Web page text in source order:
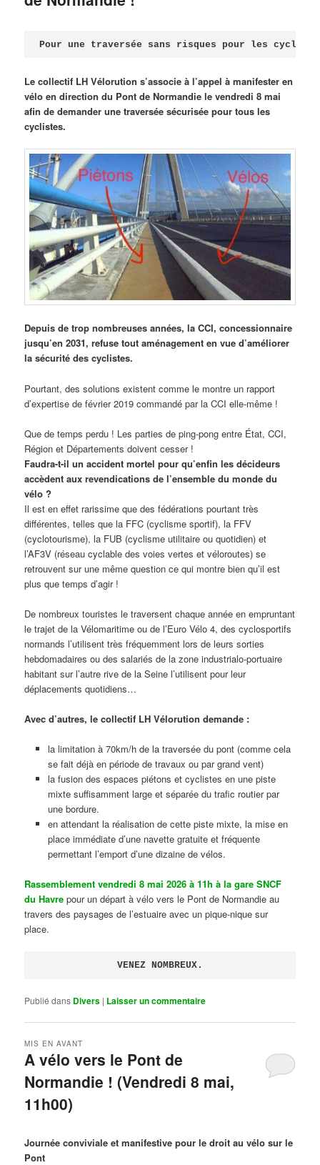
Pour une traversée sans risques pour les
Le collectif LH Vélorution s’associe à l’appel à manifester en
vélo en direction du Pont de Normandie le vendredi 8 mai
afin de demander une traversée sécurisée pour tous les
cyclistes.
Depuis de trop nombreuses années, la CCI, concessionnaire
jusqu’en 2031, refuse tout aménagement en vue d’améliorer
la sécurité des cyclistes.
Pourtant, des solutions existent comme le montre un rapport
d’expertise de février 2019 commandé par la CCI elle-même !
Que de temps perdu ! Les parties de ping-pong entre État, CCI,
Région et Départements doivent cesser !
Faudra-t-il un accident mortel pour qu’enfin les décideurs
accèdent aux revendications de l’ensemble du monde du
vélo ?
Il est en effet rarissime que des fédérations pourtant très
différentes, telles que la FFC (cyclisme sportif), la FFV
(cyclotourisme), la FUB (cyclisme utilitaire ou quotidien) et
l’AF3V (réseau cyclable des voies vertes et véloroutes) se
retrouvent sur une même question ce qui montre bien qu’il est
plus que temps d’agir !
De nombreux touristes le traversent chaque année en empruntant
le trajet de la Vélomaritime ou de l’Euro Vélo 4, des cyclosportifs
normands l’utilisent très fréquemment lors de leurs sorties
hebdomadaires ou des salariés de la zone industrialo-portuaire
habitant sur l’autre rive de la Seine l’utilisent pour leur
déplacements quotidiens…
Avec d’autres, le collectif LH Vélorution demande :
la limitation à 70km/h de la traversée du pont (comme cela
se fait déjà en période de travaux ou par grand vent)
la fusion des espaces piétons et cyclistes en une piste
mixte suffisamment large et séparée du trafic routier par
une bordure.
en attendant la réalisation de cette piste mixte, la mise en
place immédiate d’une navette gratuite et fréquente
permettant l’emport d’une dizaine de vélos.
Rassemblement vendredi 8 mai 2026 à 11h à la gare SNCF
du Havre pour un départ à vélo vers le Pont de Normandie au
travers des paysages de l’estuaire avec un pique-nique sur
place.
VENEZ NOMBREUX.
Publié dans Divers | Laisser un commentaire
A vélo vers le Pont de
Normandie ! (Vendredi 8 mai,
11h00)
MIS EN AVANT
Journée conviviale et manifestive pour le droit au vélo sur le
Pont